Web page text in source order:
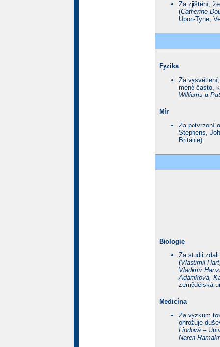
Za zjištění,
(Catherine
Upon-Tyne,
Fyzika
Za
méně často,
Williams a
Mír
Za potvrzení
Stephens,
Británie).
Biologie
Za studii
(Vlastimil
Vladimír
Adámková,
zemědělská
Medicína
Za výzkum
ohrožuje
Lindová –
Naren